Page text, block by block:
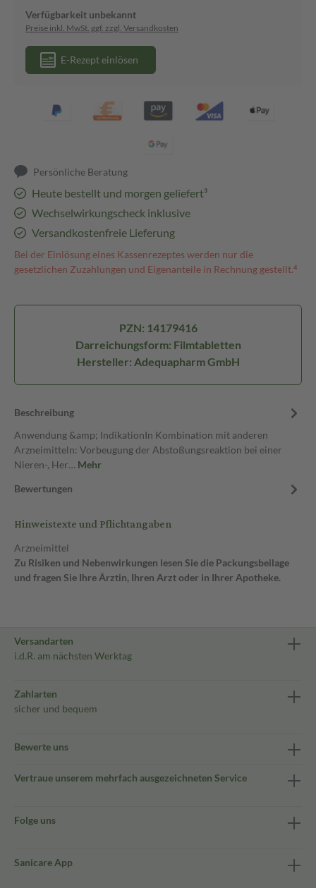
Verfügbarkeit unbekannt
Preise inkl. MwSt. ggf. zzgl. Versandkosten
E-Rezept einlösen
Persönliche Beratung
Heute bestellt und morgen geliefert³
Wechselwirkungscheck inklusive
Versandkostenfreie Lieferung
Bei der Einlösung eines Kassenrezeptes werden nur die
gesetzlichen Zuzahlungen und Eigenanteile in Rechnung gestellt.⁴
PZN: 14179416
Darreichungsform: Filmtabletten
Hersteller: Adequapharm GmbH
Beschreibung
Anwendung &amp; IndikationIn Kombination mit anderen
Arzneimitteln: Vorbeugung der Abstoßungsreaktion bei einer
Nieren-, Her… Mehr
Bewertungen
Hinweistexte und Pflichtangaben
Arzneimittel
Zu Risiken und Nebenwirkungen lesen Sie die Packungsbeilage
und fragen Sie Ihre Ärztin, Ihren Arzt oder in Ihrer Apotheke.
Versandarten
i.d.R. am nächsten Werktag
Zahlarten
sicher und bequem
Bewerte uns
Vertraue unserem mehrfach ausgezeichneten Service
Folge uns
Sanicare App